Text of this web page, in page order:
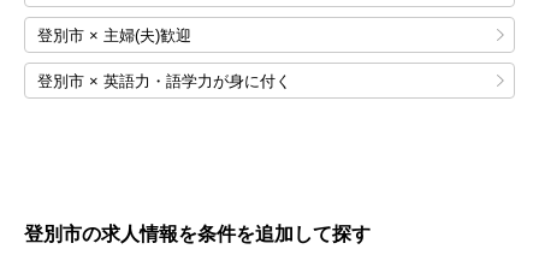
登別市 × 主婦(夫)歓迎
登別市 × 英語力・語学力が身に付く
登別市の求人情報を条件を追加して探す